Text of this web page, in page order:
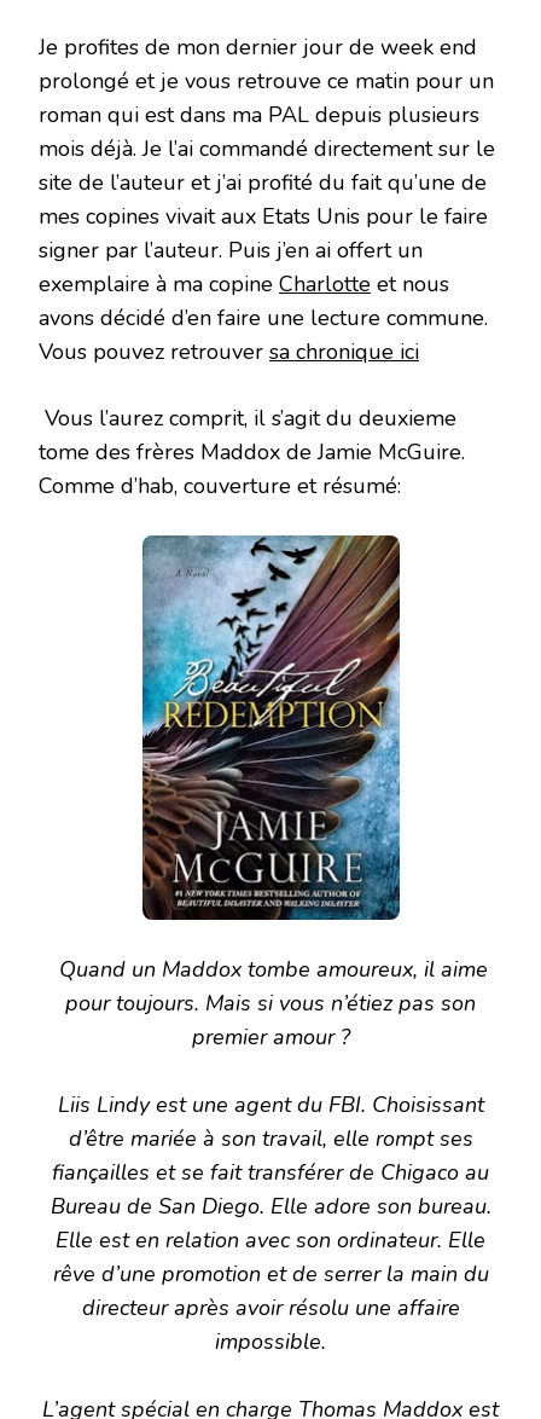
Je profites de mon dernier jour de week end
prolongé et je vous retrouve ce matin pour un
roman qui est dans ma PAL depuis plusieurs
mois déjà. Je l’ai commandé directement sur le
site de l’auteur et j’ai profité du fait qu’une de
mes copines vivait aux Etats Unis pour le faire
signer par l’auteur. Puis j’en ai offert un
exemplaire à ma copine Charlotte et nous
avons décidé d’en faire une lecture commune.
Vous pouvez retrouver sa chronique ici
Vous l’aurez comprit, il s’agit du deuxieme
tome des frères Maddox de Jamie McGuire.
Comme d’hab, couverture et résumé:
Quand un Maddox tombe amoureux, il aime
pour toujours. Mais si vous n’étiez pas son
premier amour ?
Liis Lindy est une agent du FBI. Choisissant
d’être mariée à son travail, elle rompt ses
fiançailles et se fait transférer de Chigaco au
Bureau de San Diego. Elle adore son bureau.
Elle est en relation avec son ordinateur. Elle
rêve d’une promotion et de serrer la main du
directeur après avoir résolu une affaire
impossible.
L’agent spécial en charge Thomas Maddox est